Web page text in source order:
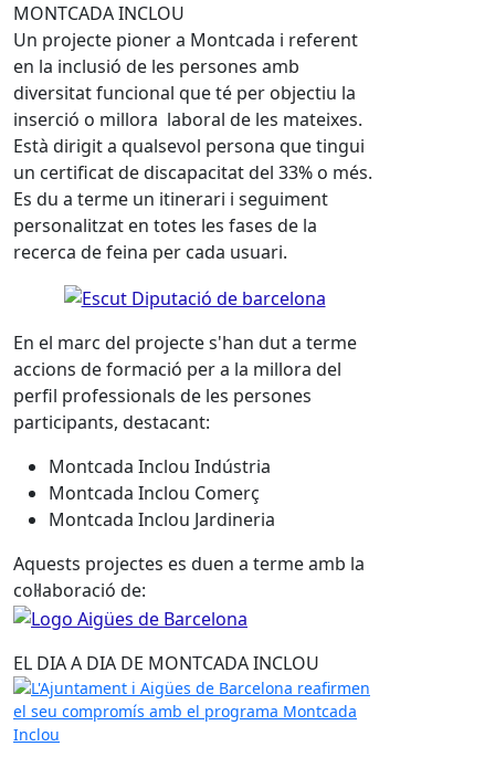
MONTCADA INCLOU
Un projecte pioner a Montcada i referent
en la inclusió de les persones amb
diversitat funcional que té per objectiu la
inserció o millora laboral de les mateixes.
Està dirigit a qualsevol persona que tingui
un certificat de discapacitat del 33% o més.
Es du a terme un itinerari i seguiment
personalitzat en totes les fases de la
recerca de feina per cada usuari.
En el marc del projecte s'han dut a terme
accions de formació per a la millora del
perfil professionals de les persones
participants, destacant:
Montcada Inclou Indústria
Montcada Inclou Comerç
Montcada Inclou Jardineria
Aquests projectes es duen a terme amb la
col·laboració de:
EL DIA A DIA DE MONTCADA INCLOU